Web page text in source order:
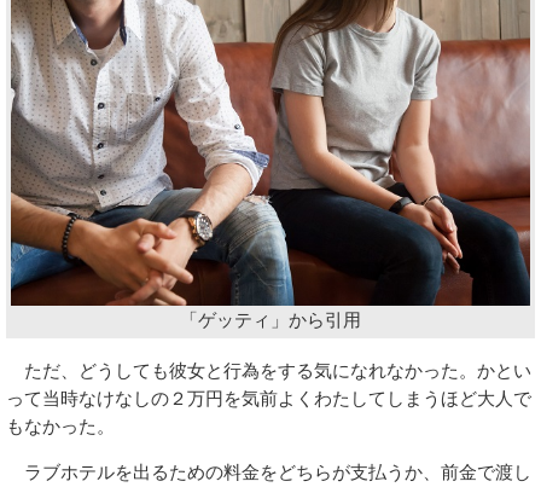
「ゲッティ」から引用
ただ、どうしても彼女と行為をする気になれなかった。かとい
って当時なけなしの２万円を気前よくわたしてしまうほど大人で
もなかった。
ラブホテルを出るための料金をどちらが支払うか、前金で渡し